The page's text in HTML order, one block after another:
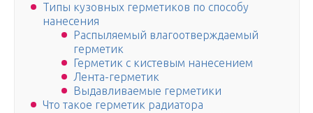
Типы кузовных герметиков по способу
нанесения
Распыляемый влагоотверждаемый
герметик
Герметик с кистевым нанесением
Лента-герметик
Выдавливаемые герметики
Что такое герметик радиатора